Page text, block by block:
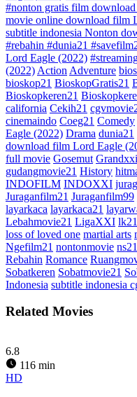
#nonton gratis film
movie online download film
subtitle indonesia Nonton
#rebahin #dunia21
Lord Eagle (2022)
(2022) Action Adventure
bioskop21 BioskopGratis21
Bioskopkeren21
california Cekih21
cinemaindo Coeg21 Comedy
Eagle (2022) Drama dunia21
download film Lord Eagle
full movie Gosemut Grandxxi
gudangmovie21 History
INDOFILM INDOXXI
Juraganfilm21 Juraganfilm99
layarkaca layarkaca21
Lebahmovie21 LigaXXI lk21
loss of loved one martial arts
Ngefilm21 nontonmovie ns21
Rebahin Romance
Sobatkeren Sobatmovie21
Indonesia subtitle indonesia
Related Movies
6.8
116 min
HD